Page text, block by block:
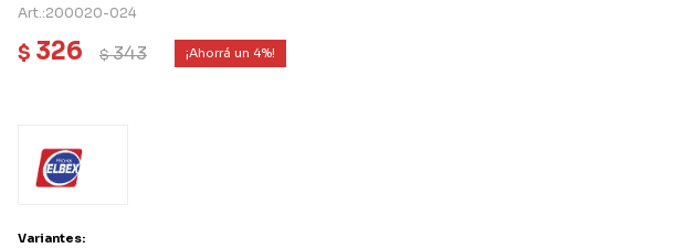
200020-024
$ 326 $343 4
Variantes: